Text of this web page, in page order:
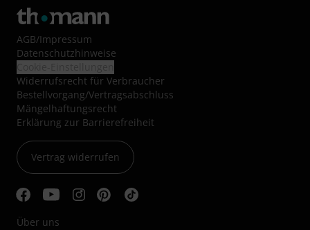
AGB/Impressum
Datenschutzhinweise
Widerrufsrecht für Verbraucher
Bestellvorgang/Vertragsabschluss
Mängelhaftungsrecht
Erklärung zur Barrierefreiheit
Vertrag widerrufen
Über uns